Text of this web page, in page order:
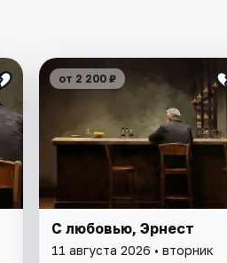
от 2 200 ₽
С любовью, Эрнест
11 августа 2026 • вторник